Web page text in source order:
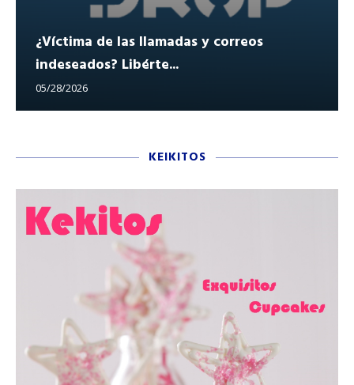
¿Víctima de las llamadas y correos
indeseados? Libérte...
05/28/2026
KEIKITOS